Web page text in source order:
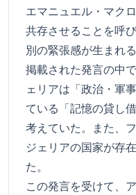
エマニュエル・マク
共存させることを呼
別の緊張感が生まれ
掲載された発言の中
ェリアは「政治・軍
ている「記憶の貸し
考えていた。また、
ジェリアの国家が存
た。
この発言を受けて、